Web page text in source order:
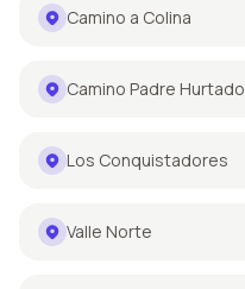
Camino a Colina
Camino Padre Hurtado
Los Conquistadores
Valle Norte